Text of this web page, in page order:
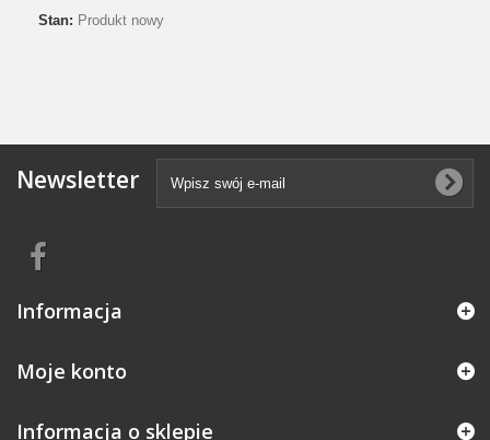
Stan: Produkt nowy
Newsletter
Informacja
Moje konto
Informacja o sklepie